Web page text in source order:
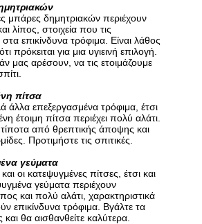
μπάρες δημητριακών περιέχουν
λίπος, στοιχεία που τις
επικίνδυνα τρόφιμα. Είναι λάθος
πρόκειται για μια υγιεινή επιλογή.
μας αρέσουν, να τις ετοιμάζουμε
πίτσα
επεξεργασμένα τρόφιμα, έτσι
έτοιμη πίτσα περιέχει πολύ αλάτι.
από θρεπτικής άποψης και
Προτιμήστε τις σπιτικές.
γεύματα
οι κατεψυγμένες πίτσες, έτσι και
γεύματα περιέχουν
και πολύ αλάτι, χαρακτηριστικά
επικίνδυνα τρόφιμα. Βγάλτε τα
θα αισθανθείτε καλύτερα.